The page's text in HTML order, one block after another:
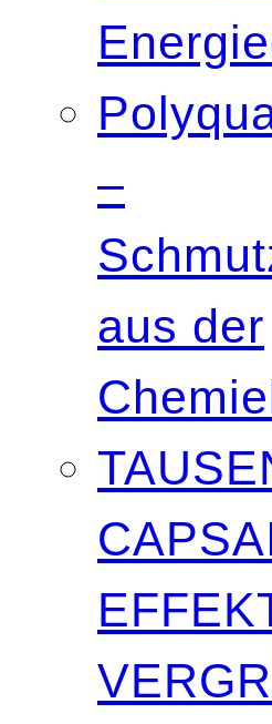
–
aus der